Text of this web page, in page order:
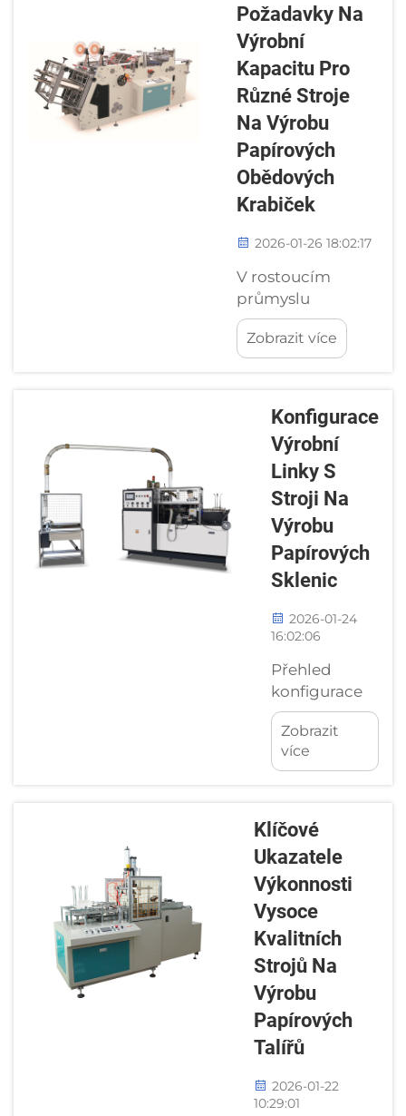
středovým
válcem (CI),
HSC a
vlastních
návrhů
kartonů
vašemu stroji
na
sestavování
kartonů.
Výběr
správného
odpovídá
typům
vyráběných
kartonů, je
rozhodující
pro účinnost
Požadavky Na
Výrobní
Kapacitu Pro
Různé Stroje
Na Výrobu
Papírových
Obědových
Krabiček
2026-01-26 18:02:17
V rostoucím
průmyslu
jednorázového
potravinářského
balení přímo
kapacita stroje na
výrobu
papírových
obědových
krabiček reakční
schopnost
výrobce na trhu,
kontrolu nákladů
a ziskové marže.
nevhodnou
Zobrazit více
Konfigurace
Výrobní
Linky S
Stroji Na
Výrobu
Papírových
Sklenic
2026-01-24
16:02:06
Přehled
konfigurace
výrobní linky
se stroji na
výrobu
Článek
Konfigurace
výrobní linky
se stroji na
výrobu
papírových
sklenic
zkoumá, jak
mohou
moderní
továrny na
šálky
navrhnout
Zobrazit
více
Klíčové
Ukazatele
Výkonnosti
Vysoce
Kvalitních
Strojů Na
Výrobu
Papírových
Talířů
2026-01-22
10:29:01